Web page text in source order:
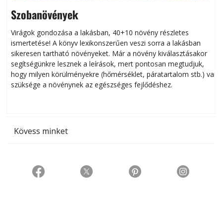
Szobanövények
Virágok gondozása a lakásban, 40+10 növény részletes
ismertetése! A könyv lexikonszerűen veszi sorra a lakásban
sikeresen tart­ha­tó növényeket. Már a növény kiválasztásakor
segítségünkre lesznek a leírások, mert pontosan megtudjuk,
hogy milyen körülményekre (hőmérséklet, páratartalom stb.) van
szüksége a növénynek az egészséges fejlődéshez.
Kövess minket